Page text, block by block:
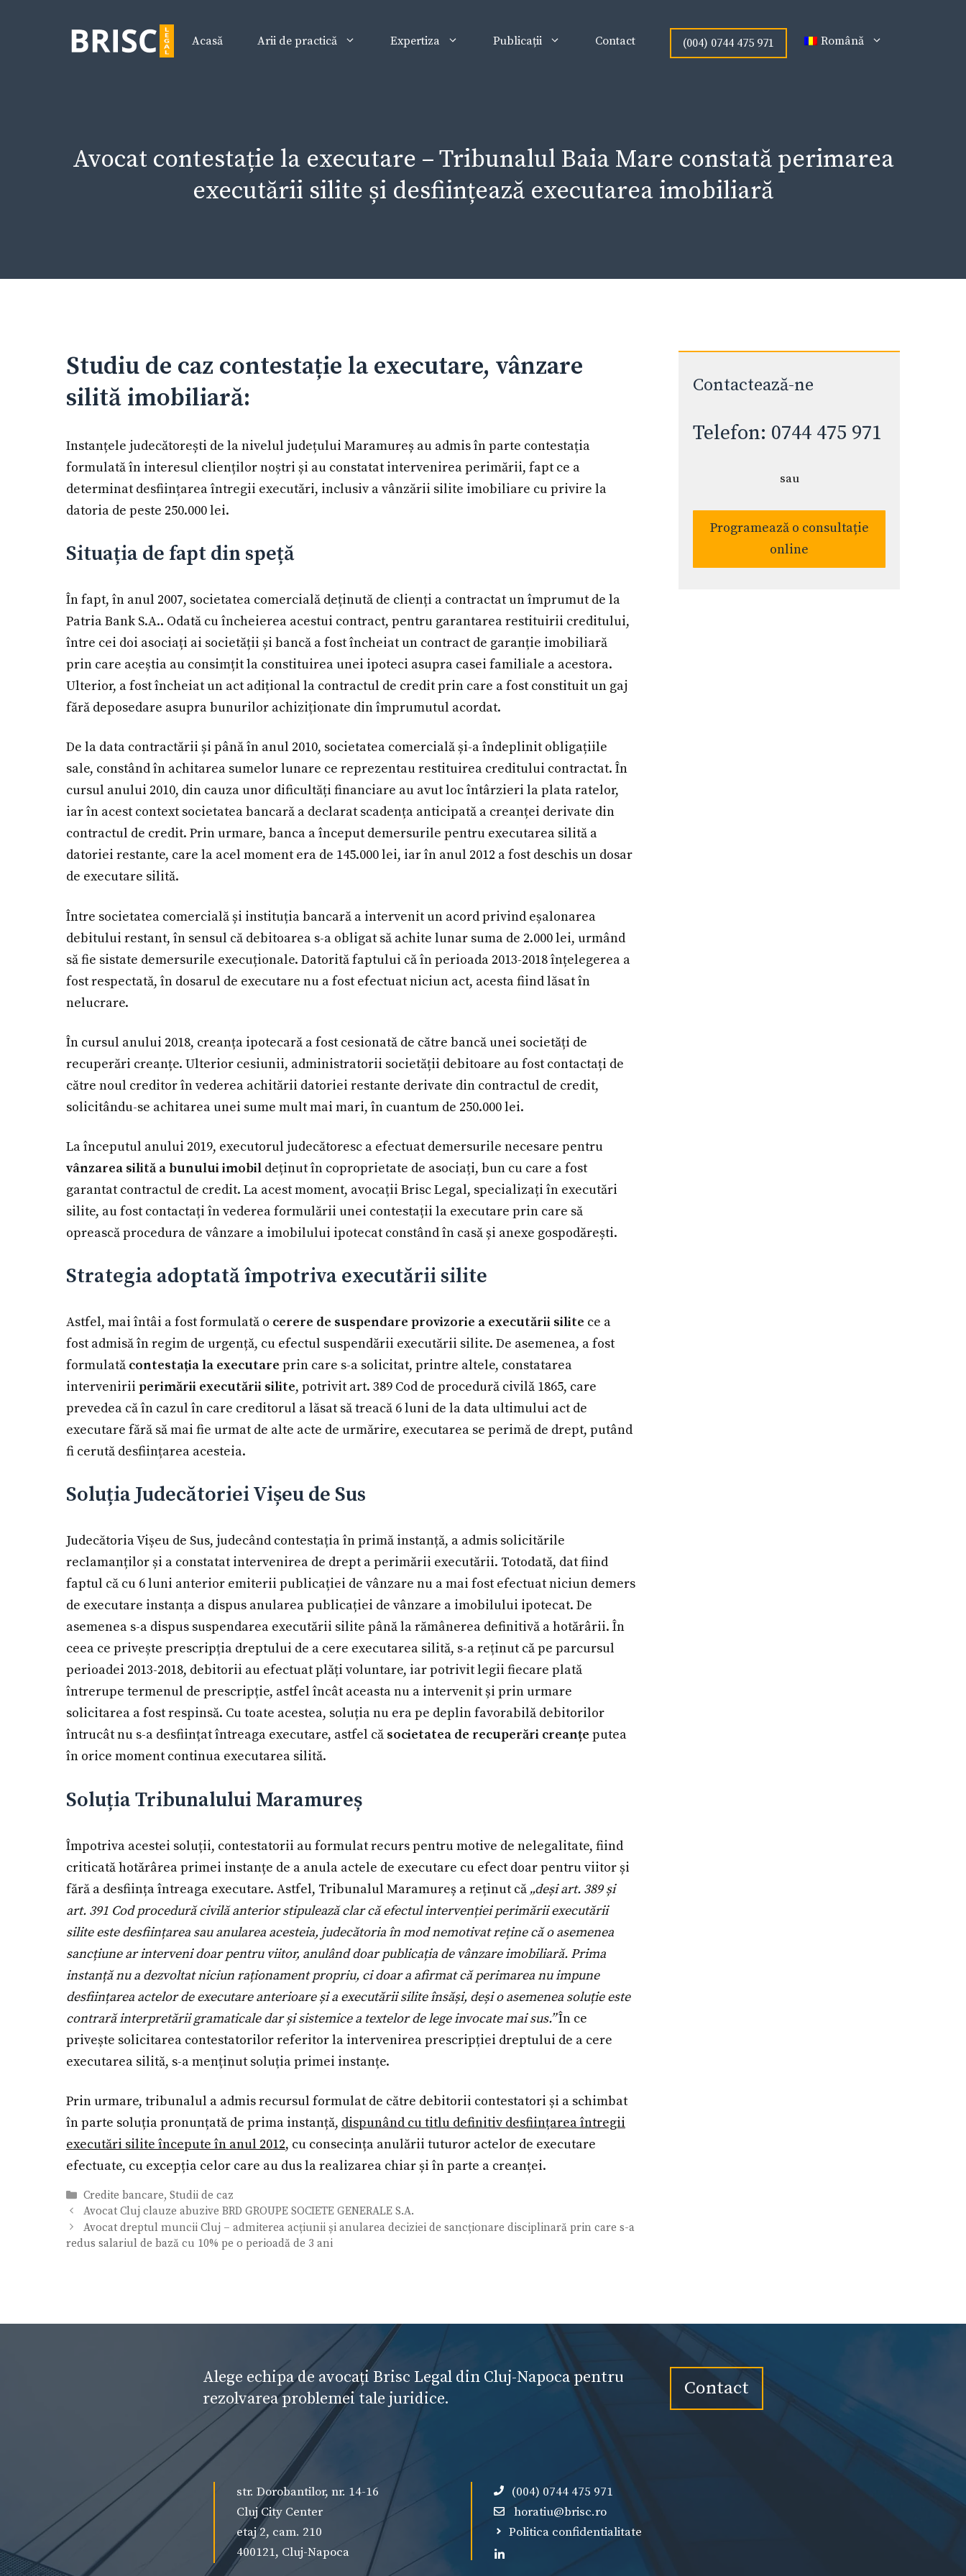
Acasă Arii de practică Expertiza Publicații Contact (004) 0744 475 971 Română
Avocat contestație la executare – Tribunalul Baia Mare constată perimarea
executării silite și desființează executarea imobiliară
Studiu de caz contestație la executare, vânzare
silită imobiliară:
Instanțele judecătorești de la nivelul județului Maramureș au admis în parte contestația
formulată în interesul clienților noștri și au constatat intervenirea perimării, fapt ce a
determinat desființarea întregii executări, inclusiv a vânzării silite imobiliare cu privire la
datoria de peste 250.000 lei.
Situația de fapt din speță
În fapt, în anul 2007, societatea comercială deținută de clienți a contractat un împrumut de la
Patria Bank S.A.. Odată cu încheierea acestui contract, pentru garantarea restituirii creditului,
între cei doi asociați ai societății și bancă a fost încheiat un contract de garanție imobiliară
prin care aceștia au consimțit la constituirea unei ipoteci asupra casei familiale a acestora.
Ulterior, a fost încheiat un act adițional la contractul de credit prin care a fost constituit un gaj
fără deposedare asupra bunurilor achiziționate din împrumutul acordat.
De la data contractării și până în anul 2010, societatea comercială și-a îndeplinit obligațiile
sale, constând în achitarea sumelor lunare ce reprezentau restituirea creditului contractat. În
cursul anului 2010, din cauza unor dificultăți financiare au avut loc întârzieri la plata ratelor,
iar în acest context societatea bancară a declarat scadența anticipată a creanței derivate din
contractul de credit. Prin urmare, banca a început demersurile pentru executarea silită a
datoriei restante, care la acel moment era de 145.000 lei, iar în anul 2012 a fost deschis un dosar
de executare silită.
Între societatea comercială și instituția bancară a intervenit un acord privind eșalonarea
debitului restant, în sensul că debitoarea s-a obligat să achite lunar suma de 2.000 lei, urmând
să fie sistate demersurile execuționale. Datorită faptului că în perioada 2013-2018 înțelegerea a
fost respectată, în dosarul de executare nu a fost efectuat niciun act, acesta fiind lăsat în
nelucrare.
În cursul anului 2018, creanța ipotecară a fost cesionată de către bancă unei societăți de
recuperări creanțe. Ulterior cesiunii, administratorii societății debitoare au fost contactați de
către noul creditor în vederea achitării datoriei restante derivate din contractul de credit,
solicitându-se achitarea unei sume mult mai mari, în cuantum de 250.000 lei.
La începutul anului 2019, executorul judecătoresc a efectuat demersurile necesare pentru
vânzarea silită a bunului imobil deținut în coproprietate de asociați, bun cu care a fost
garantat contractul de credit. La acest moment, avocații Brisc Legal, specializați în executări
silite, au fost contactați în vederea formulării unei contestații la executare prin care să
oprească procedura de vânzare a imobilului ipotecat constând în casă și anexe gospodărești.
Strategia adoptată împotriva executării silite
Astfel, mai întâi a fost formulată o cerere de suspendare provizorie a executării silite ce a
fost admisă în regim de urgență, cu efectul suspendării executării silite. De asemenea, a fost
formulată contestația la executare prin care s-a solicitat, printre altele, constatarea
intervenirii perimării executării silite, potrivit art. 389 Cod de procedură civilă 1865, care
prevedea că în cazul în care creditorul a lăsat să treacă 6 luni de la data ultimului act de
executare fără să mai fie urmat de alte acte de urmărire, executarea se perimă de drept, putând
fi cerută desființarea acesteia.
Soluția Judecătoriei Vișeu de Sus
Judecătoria Vișeu de Sus, judecând contestația în primă instanță, a admis solicitările
reclamanților și a constatat intervenirea de drept a perimării executării. Totodată, dat fiind
faptul că cu 6 luni anterior emiterii publicației de vânzare nu a mai fost efectuat niciun demers
de executare instanța a dispus anularea publicației de vânzare a imobilului ipotecat. De
asemenea s-a dispus suspendarea executării silite până la rămânerea definitivă a hotărârii. În
ceea ce privește prescripția dreptului de a cere executarea silită, s-a reținut că pe parcursul
perioadei 2013-2018, debitorii au efectuat plăți voluntare, iar potrivit legii fiecare plată
întrerupe termenul de prescripție, astfel încât aceasta nu a intervenit și prin urmare
solicitarea a fost respinsă. Cu toate acestea, soluția nu era pe deplin favorabilă debitorilor
întrucât nu s-a desființat întreaga executare, astfel că societatea de recuperări creanțe putea
în orice moment continua executarea silită.
Soluția Tribunalului Maramureș
Împotriva acestei soluții, contestatorii au formulat recurs pentru motive de nelegalitate, fiind
criticată hotărârea primei instanțe de a anula actele de executare cu efect doar pentru viitor și
fără a desființa întreaga executare. Astfel, Tribunalul Maramureș a reținut că „deși art. 389 și
art. 391 Cod procedură civilă anterior stipulează clar că efectul intervenției perimării executării
silite este desființarea sau anularea acesteia, judecătoria în mod nemotivat reține că o asemenea
sancțiune ar interveni doar pentru viitor, anulând doar publicația de vânzare imobiliară. Prima
instanță nu a dezvoltat niciun raționament propriu, ci doar a afirmat că perimarea nu impune
desființarea actelor de executare anterioare și a executării silite însăși, deși o asemenea soluție este
contrară interpretării gramaticale dar și sistemice a textelor de lege invocate mai sus.”În ce
privește solicitarea contestatorilor referitor la intervenirea prescripției dreptului de a cere
executarea silită, s-a menținut soluția primei instanțe.
Prin urmare, tribunalul a admis recursul formulat de către debitorii contestatori și a schimbat
în parte soluția pronunțată de prima instanță, dispunând cu titlu definitiv desființarea întregii
executări silite începute în anul 2012, cu consecința anulării tuturor actelor de executare
efectuate, cu excepția celor care au dus la realizarea chiar și în parte a creanței.
Categorii
Credite bancare,Studii de caz
Avocat Cluj clauze abuzive BRD GROUPE SOCIETE GENERALE S.A.
Avocat dreptul muncii Cluj – admiterea acțiunii și anularea deciziei de sancționare disciplinară prin care s-a
redus salariul de bază cu 10% pe o perioadă de 3 ani
Contactează-ne
Telefon: 0744 475 971
sau
Programează o consultație
online
Alege echipa de avocați Brisc Legal din Cluj-Napoca pentru
rezolvarea problemei tale juridice.
Contact
str. Dorobantilor, nr. 14-16
Cluj City Center
etaj 2, cam. 210
400121, Cluj-Napoca
(004) 0744 475 971
horatiu@brisc.ro
Politica confidentialitate